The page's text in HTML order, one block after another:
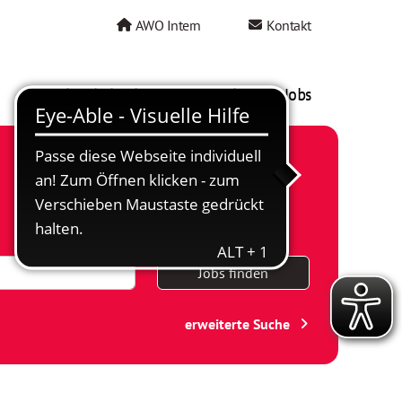
AWO Intern Kontakt
AWO als Arbeitgeber Mein AWO Jobs
Jobs finden
erweiterte Suche